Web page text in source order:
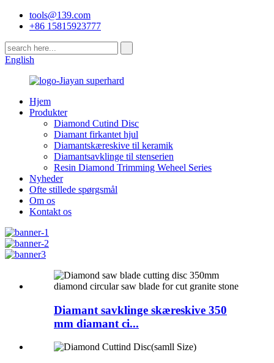
tools@139.com
+86 15815923777
English
Hjem
Produkter
Diamond Cutind Disc
Diamant firkantet hjul
Diamantskæreskive til keramik
Diamantsavklinge til stenserien
Resin Diamond Trimming Weheel Series
Nyheder
Ofte stillede spørgsmål
Om os
Kontakt os
Diamant savklinge skæreskive 350
mm diamant ci...